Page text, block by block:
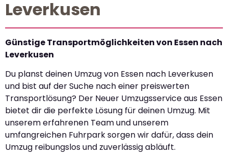
Leverkusen
Günstige Transportmöglichkeiten von Essen nach
Leverkusen
Du planst deinen Umzug von Essen nach Leverkusen
und bist auf der Suche nach einer preiswerten
Transportlösung? Der Neuer Umzugsservice aus Essen
bietet dir die perfekte Lösung für deinen Umzug. Mit
unserem erfahrenen Team und unserem
umfangreichen Fuhrpark sorgen wir dafür, dass dein
Umzug reibungslos und zuverlässig abläuft.